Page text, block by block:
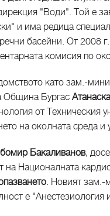
"Води". Той е
и има редица
басейни. От 2008
комисия по
като зам.-
Община Бургас
от Техническия
на околната среда и
Бакаливанов,
на Националната
. Новият зам.-
е "Анестезиология